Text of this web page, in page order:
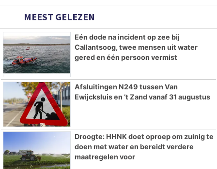
MEEST GELEZEN
Eén dode na incident op zee bij
Callantsoog, twee mensen uit water
gered en één persoon vermist
Afsluitingen N249 tussen Van
Ewijcksluis en ’t Zand vanaf 31 augustus
Droogte: HHNK doet oproep om zuinig te
doen met water en bereidt verdere
maatregelen voor